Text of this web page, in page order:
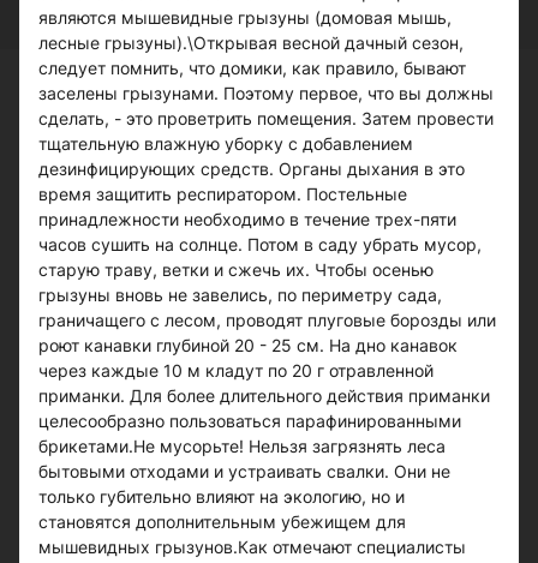
являются мышевидные грызуны (домовая мышь,
лесные грызуны).\Открывая весной дачный сезон,
следует помнить, что домики, как правило, бывают
заселены грызунами. Поэтому первое, что вы должны
сделать, - это проветрить помещения. Затем провести
тщательную влажную уборку с добавлением
дезинфицирующих средств. Органы дыхания в это
время защитить респиратором. Постельные
принадлежности необходимо в течение трех-пяти
часов сушить на солнце. Потом в саду убрать мусор,
старую траву, ветки и сжечь их. Чтобы осенью
грызуны вновь не завелись, по периметру сада,
граничащего с лесом, проводят плуговые борозды или
роют канавки глубиной 20 - 25 см. На дно канавок
через каждые 10 м кладут по 20 г отравленной
приманки. Для более длительного действия приманки
целесообразно пользоваться парафинированными
брикетами.Не мусорьте! Нельзя загрязнять леса
бытовыми отходами и устраивать свалки. Они не
только губительно влияют на экологию, но и
становятся дополнительным убежищем для
мышевидных грызунов.Как отмечают специалисты